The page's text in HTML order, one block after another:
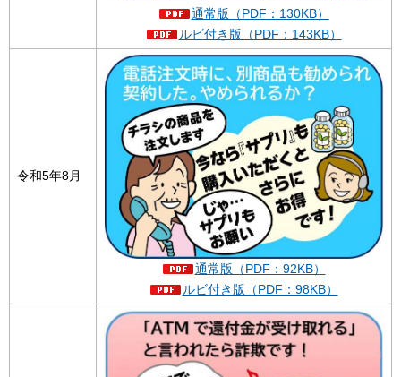
通常版（PDF：130KB）
ルビ付き版（PDF：143KB）
令和5年8月
通常版（PDF：92KB）
ルビ付き版（PDF：98KB）